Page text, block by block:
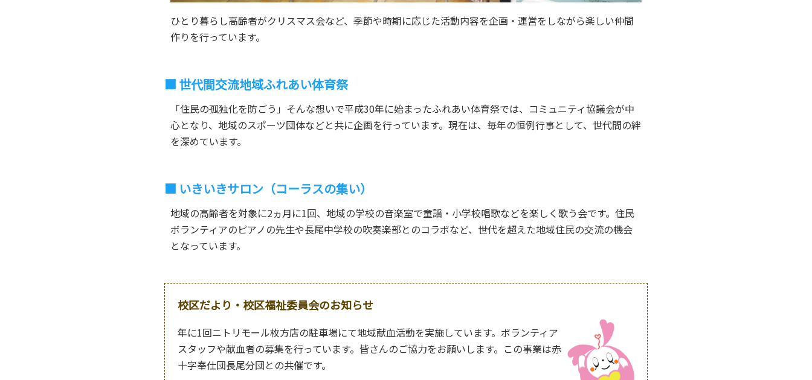
ひとり暮らし高齢者がクリスマス会など、季節や時期に応じた活動内容を企画・運営をしながら楽しい仲間
作りを行っています。
世代間交流地域ふれあい体育祭
「住民の孤独化を防ごう」そんな想いで平成30年に始まったふれあい体育祭では、コミュニティ協議会が中
心となり、地域のスポーツ団体などと共に企画を行っています。現在は、毎年の恒例行事として、世代間の絆
を深めています。
いきいきサロン（コーラスの集い）
地域の高齢者を対象に2ヵ月に1回、地域の学校の音楽室で童謡・小学校唱歌などを楽しく歌う会です。住民
ボランティアのピアノの先生や長尾中学校の吹奏楽部とのコラボなど、世代を超えた地域住民の交流の機会
となっています。
校区だより・校区福祉委員会のお知らせ
年に1回ニトリモール枚方店の駐車場にて地域献血活動を実施しています。ボランティア
スタッフや献血者の募集を行っています。皆さんのご協力をお願いします。この事業は赤
十字奉仕団長尾分団との共催です。